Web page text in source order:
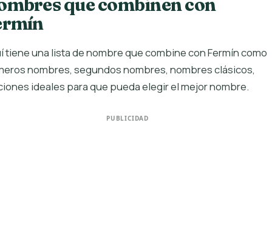
que combinen con
tiene una lista de nombre que combine con Fermín como
nombres, segundos nombres, nombres clásicos,
ideales para que pueda elegir el mejor nombre.
PUBLICIDAD